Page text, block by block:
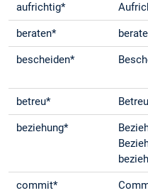
aufrichtig*
beraten*
bescheiden*
betreu*
beziehung*
commit*